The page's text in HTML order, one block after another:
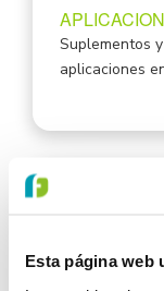
Esta página web
Suplementos
aplicaciones
ORIGEN